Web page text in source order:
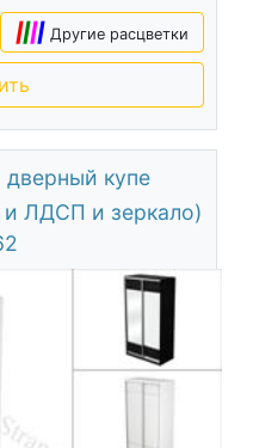
|||| Другие расцветки
купе
и ЛДСП и зеркало)